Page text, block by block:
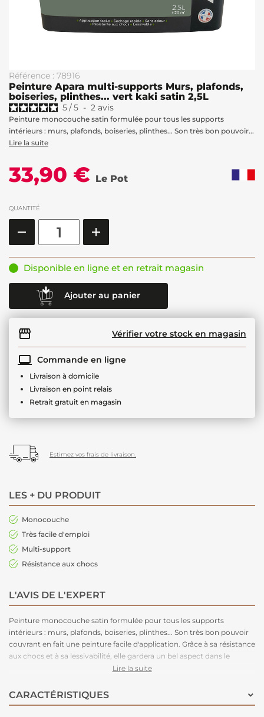
Référence : 78916
Peinture Apara multi-supports Murs, plafonds,
boiseries, plinthes... vert kaki satin 2,5L
5/5 - 2 avis
Peinture monocouche satin formulée pour tous les supports
intérieurs : murs, plafonds, boiseries, plinthes... Son très bon pouvoir...
Lire la suite
33,90 € Le Pot
QUANTITÉ
Disponible en ligne et en retrait magasin
Ajouter au panier
Vérifier votre stock en magasin
Commande en ligne
Livraison à domicile
Livraison en point relais
Retrait gratuit en magasin
Estimez vos frais de livraison.
LES + DU PRODUIT
Monocouche
Très facile d'emploi
Multi-support
Résistance aux chocs
L'AVIS DE L'EXPERT
Peinture monocouche satin formulée pour tous les supports
intérieurs : murs, plafonds, boiseries, plinthes... Son très bon pouvoir
couvrant en fait une peinture facile d'application. Grâce à sa résistance
aux chocs et à sa lessivabilité, elle gardera un bel aspect dans le
temps. Disponible en 54 teintes pour un large choix de déco.
Lire la suite
CARACTÉRISTIQUES